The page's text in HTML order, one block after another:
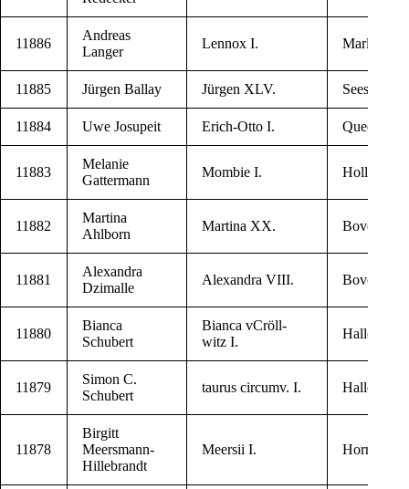
11886
Andre­as
Langer
Len­nox I. Marl
11885 Jür­gen Ballay Jür­gen XLV. See­sen
11884 Uwe Josupeit Erich-Otto I.
11883
Mela­nie
Gattermann
Mom­bie I. Hol­le
11882
Mar­ti­na
Ahlborn
Mar­ti­na XX. Boven­den
11881
Alexan­dra
Dzimalle
Alexan­dra VIII. Boven­den
11880
Bian­ca
Schubert
Bian­ca vCrö­l­l­
witz I.
Halle/Saale
11879
Simon C.
Schubert
tau­rus cir­cumv. I. Halle/Saale
11878
Bir­gitt
Meersmann-
Hillebrandt
Meer­sii I. Horn­burg